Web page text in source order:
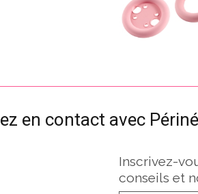
en contact avec
Inscrivez-
conseils et